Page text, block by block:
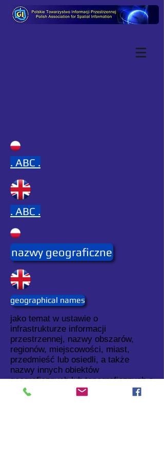
. ABC .
. ABC .
nazwy geograficzne
geographical names
jako temat w ustawie o
infrastrukturze informacji
przestrzennej, nazwy obszarów,
regionów, miejscowości, miast,
przedmieść lub osiedli, a także
nazwy innych obiektów
geograficznych lub topograficznych o
znaczeniu publicznym lub